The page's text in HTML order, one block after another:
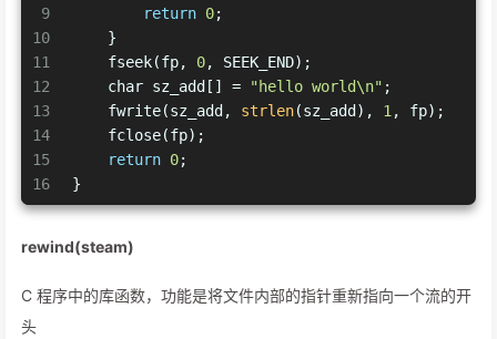
9
10
11
12
13
14
15
16
return 0;
    }
    fseek(fp,
0, SEEK_END);
char sz_add[] = "hello world\n" ;
    fwrite(sz_add,
strlen(sz_add), 1 , fp);
    fclose(fp);
return 0;
}
rewind(steam)
C 程序中的库函数，功能是将文件内部的指针重新指向一个流的开
头